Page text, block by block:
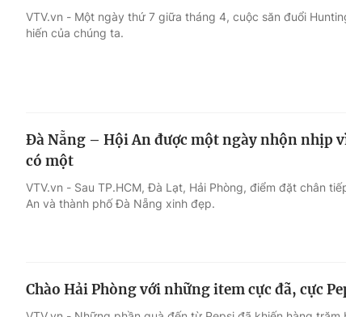
VTV.vn - Một ngày thứ 7 giữa tháng 4, cuộc săn đuổi
hiến của chúng ta.
Đà Nẵng – Hội An được một ngày nhộn nhịp
có một
VTV.vn - Sau TP.HCM, Đà Lạt, Hải Phòng, điểm đặt chân
An và thành phố Đà Nẵng xinh đẹp.
Chào Hải Phòng với những item cực đã, cực